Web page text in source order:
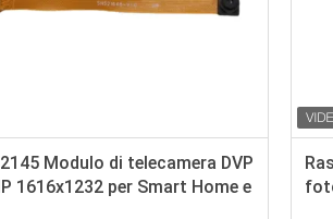
Modulo di telecamera DVP
1616x1232 per Smart Home e